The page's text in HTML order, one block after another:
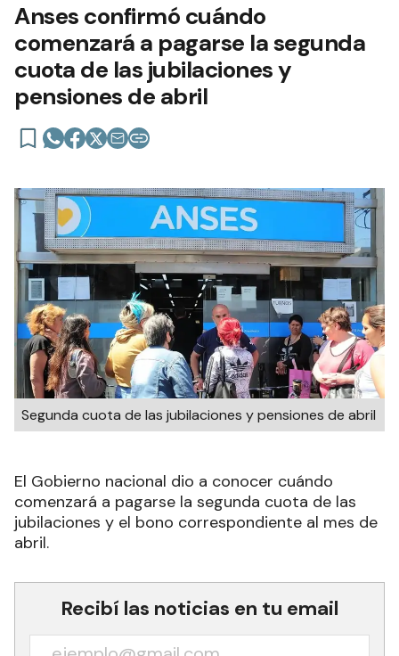
Anses confirmó cuándo
comenzará a pagarse la segunda
cuota de las jubilaciones y
pensiones de abril
Segunda cuota de las jubilaciones y pensiones de abril
El Gobierno nacional dio a conocer cuándo
comenzará a pagarse la segunda cuota de las
jubilaciones y el bono correspondiente al mes de
abril.
Recibí las noticias en tu email